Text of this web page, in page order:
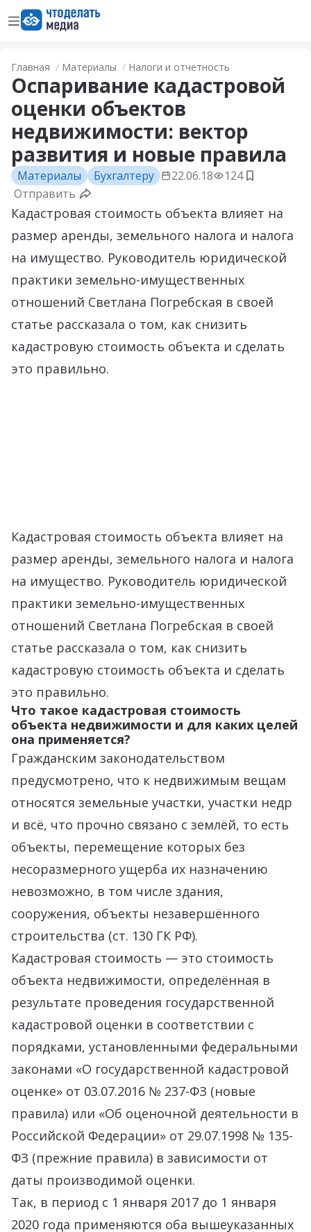
Открыть менюПерейти на главную страницу
Главная Материалы Налоги и отчетность
Оспаривание кадастровой
оценки объектов
недвижимости: вектор
развития и новые правила
Материалы Бухгалтеру 22.06.18 124 Добавить
Отправить
Кадастровая стоимость объекта влияет на
размер аренды, земельного налога и налога
на имущество. Руководитель юридической
практики земельно-имущественных
отношений Светлана Погребская в своей
статье рассказала о том, как снизить
кадастровую стоимость объекта и сделать
это правильно.
Кадастровая стоимость объекта влияет на
размер аренды, земельного налога и налога
на имущество. Руководитель юридической
практики земельно-имущественных
отношений Светлана Погребская в своей
статье рассказала о том, как снизить
кадастровую стоимость объекта и сделать
это правильно.
Что такое кадастровая стоимость
объекта недвижимости и для каких целей
она применяется?
Гражданским законодательством
предусмотрено, что к недвижимым вещам
относятся земельные участки, участки недр
и всё, что прочно связано с землёй, то есть
объекты, перемещение которых без
несоразмерного ущерба их назначению
невозможно, в том числе здания,
сооружения, объекты незавершённого
строительства (ст. 130 ГК РФ).
Кадастровая стоимость — это стоимость
объекта недвижимости, определённая в
результате проведения государственной
кадастровой оценки в соответствии с
порядками, установленными федеральными
законами «О государственной кадастровой
оценке» от 03.07.2016 № 237-ФЗ (новые
правила) или «Об оценочной деятельности в
Российской Федерации» от 29.07.1998 № 135-
ФЗ (прежние правила) в зависимости от
даты производимой оценки.
Так, в период с 1 января 2017 до 1 января
2020 года применяются оба вышеуказанных